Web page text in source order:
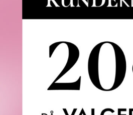
Verifisert kunde